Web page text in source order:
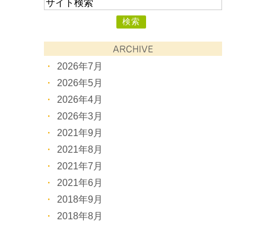
ARCHIVE
2026年7月
2026年5月
2026年4月
2026年3月
2021年9月
2021年8月
2021年7月
2021年6月
2018年9月
2018年8月